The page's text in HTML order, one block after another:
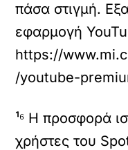
πάσα στιγμή.
εφαρμογή
https://
/youtube-
¹⁶ Η προσφορά
χρήστες του